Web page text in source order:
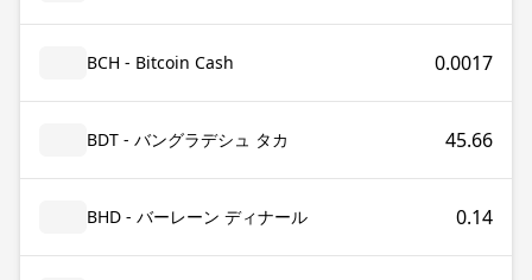
BCH - Bitcoin Cash 0.0017
BDT - バングラデシュ タカ 45.66
BHD - バーレーン ディナール 0.14